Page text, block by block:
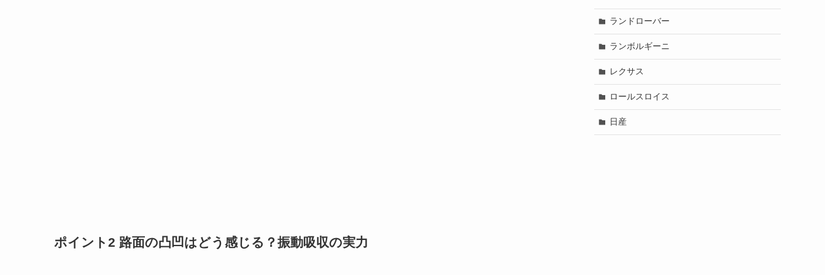
ポイント2 路面の凸凹はどう感じる？振動吸収の実力
ランドローバー
ランボルギーニ
レクサス
ロールスロイス
日産